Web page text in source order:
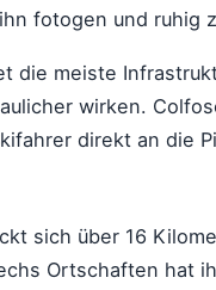
fotogen und ruhig
die meiste
wirken.
direkt an die
sich über 16
Ortschaften hat